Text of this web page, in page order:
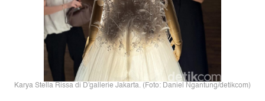
Karya Stella Rissa di D'gallerie Jakarta. (Foto: Daniel Ngantung/detikcom)